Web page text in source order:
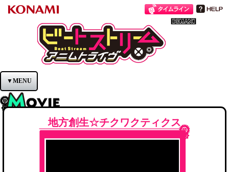
BeatStream
▼MENU
地方創生☆チクワクティクス